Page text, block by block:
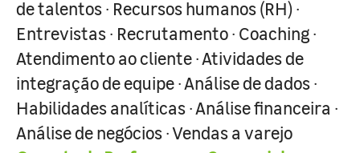
de talentos · Recursos humanos (RH) ·
Entrevistas · Recrutamento · Coaching ·
Atendimento ao cliente · Atividades de
integração de equipe · Análise de dados ·
Habilidades analíticas · Análise financeira ·
Análise de negócios · Vendas a varejo